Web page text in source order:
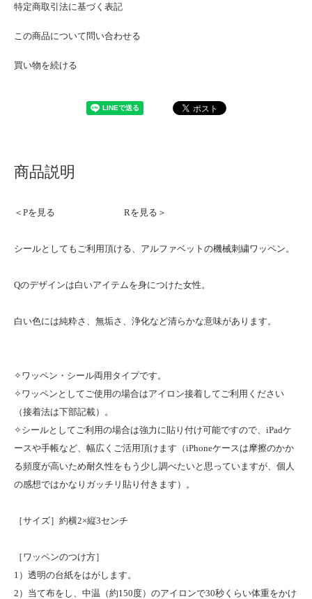
特定商取引法に基づく表記
この商品について問い合わせる
買い物を続ける
商品説明
＜Pを見る Rを見る＞
シールとしてもご利用頂ける、アルファベットの機械刺繍ワッペン。
Qのデザインは白いアイテムを身につけた女性。
白い色には純粋さ、無垢さ、浄化など清らかな意味があります。
✧ワッペン・シール両用タイプです。
✧ワッペンとしてご使用の場合はアイロン接着してご利用ください
（接着法は下部記載）。
✧シールとしてご利用の場合は強力に貼り付け可能ですので、iPadケ
ースや手帳など、幅広くご活用頂けます（iPhoneケースは摩擦のかか
る頻度が高いため耐久性をもう少し調べたいと思っていますが、個人
の感想ではかなりガッチリ貼り付きます）。
［サイズ］約横2×縦3センチ
［ワッペンのつけ方］
1）透明の台紙をはがします。
2）当て布をし、中温（約150度）のアイロンで30秒くらい体重をかけ